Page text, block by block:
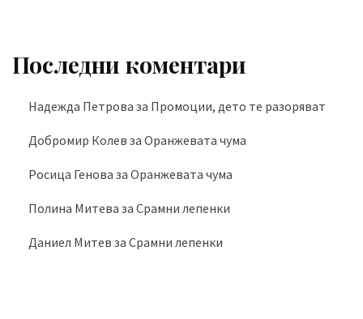
Последни коментари
Надежда Петрова за Промоции, дето те разоряват
Добромир Колев за Оранжевата чума
Росица Генова за Оранжевата чума
Полина Митева за Срамни лепенки
Даниел Митев за Срамни лепенки